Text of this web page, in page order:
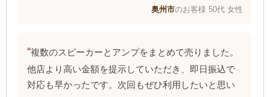
奥州市のお客様 50代 女性
複数のスピーカーとアンプをまとめて売りました。
他店より高い金額を提示していただき、即日振込で
対応も早かったです。次回もぜひ利用したいと思い